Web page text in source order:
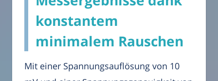
konstantem
minimalem Rauschen
Mit einer Spannungsauflösung von 10